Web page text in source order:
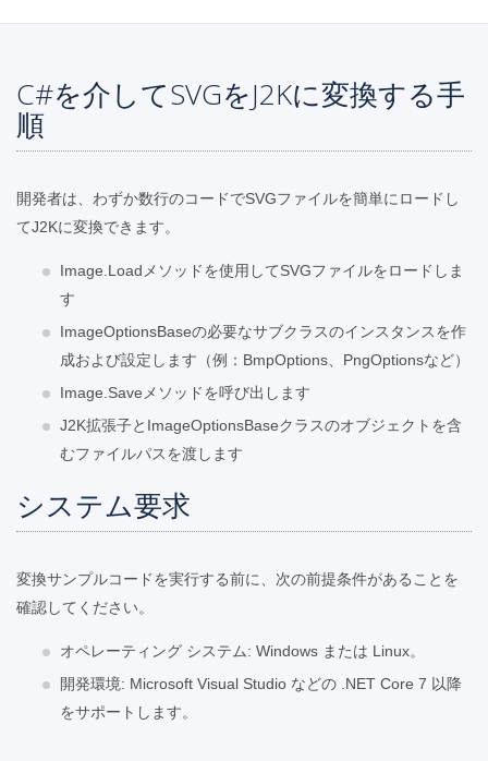
C#を介してSVGをJ2Kに変換する手
順
開発者は、わずか数行のコードでSVGファイルを簡単にロードし
てJ2Kに変換できます。
Image.Loadメソッドを使用してSVGファイルをロードしま
す
ImageOptionsBaseの必要なサブクラスのインスタンスを作
成および設定します（例：BmpOptions、PngOptionsなど）
Image.Saveメソッドを呼び出します
J2K拡張子とImageOptionsBaseクラスのオブジェクトを含
むファイルパスを渡します
システム要求
変換サンプルコードを実行する前に、次の前提条件があることを
確認してください。
オペレーティング システム: Windows または Linux。
開発環境: Microsoft Visual Studio などの .NET Core 7 以降
をサポートします。